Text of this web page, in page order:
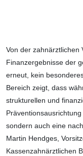
Von der zahnärztlichen
Finanzergebnisse der
erneut, kein
Bereich zeigt, dass
strukturellen und
sondern auch eine
Martin Hendges,
Kassenzahnärztlichen